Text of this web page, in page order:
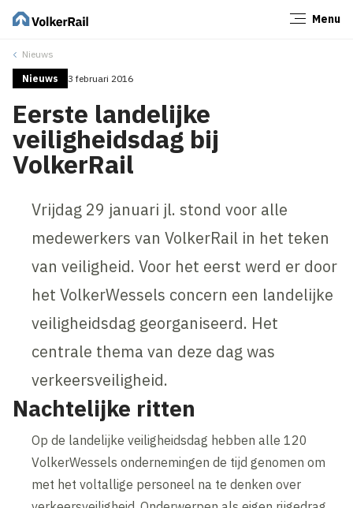
Menu
Nieuws
Nieuws 3 februari 2016
Eerste landelijke
veiligheidsdag bij
VolkerRail
Vrijdag 29 januari jl. stond voor alle
medewerkers van VolkerRail in het teken
van veiligheid. Voor het eerst werd er door
het VolkerWessels concern een landelijke
veiligheidsdag georganiseerd. Het
centrale thema van deze dag was
verkeersveiligheid.
Nachtelijke ritten
Op de landelijke veiligheidsdag hebben alle 120
VolkerWessels ondernemingen de tijd genomen om
met het voltallige personeel na te denken over
Sluiten